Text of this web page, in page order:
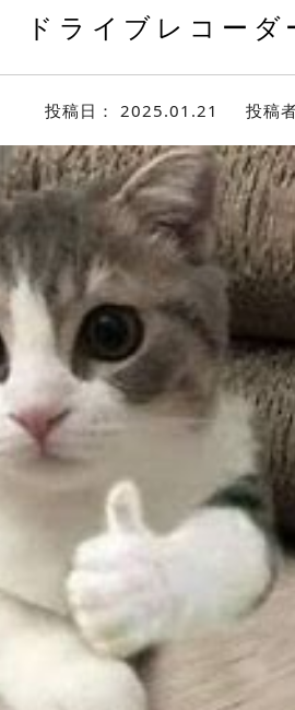
ライブレコーダ
投稿日： 2025.01.21 投稿